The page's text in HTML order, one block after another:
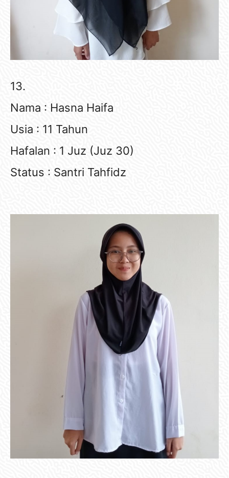
13.
Nama : Hasna Haifa
Usia : 11 Tahun
Hafalan : 1 Juz (Juz 30)
Status : Santri Tahfidz